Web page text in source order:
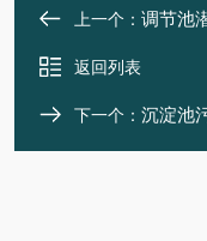
上一个： 调节池
返回列表
下一个： 沉淀池